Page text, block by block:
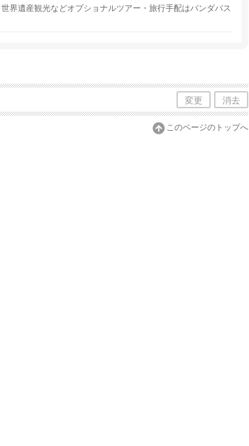
界遺産観光などオプショナルツアー・旅行手配はパンダバス
変更 消去
このページのトップへ